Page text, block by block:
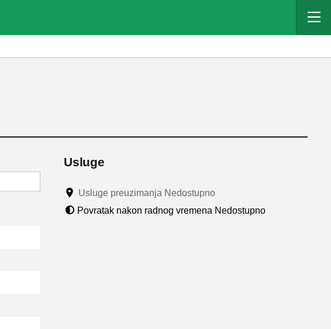
Usluge
Usluge preuzimanja Nedostupno
Povratak nakon radnog vremena Nedostupno